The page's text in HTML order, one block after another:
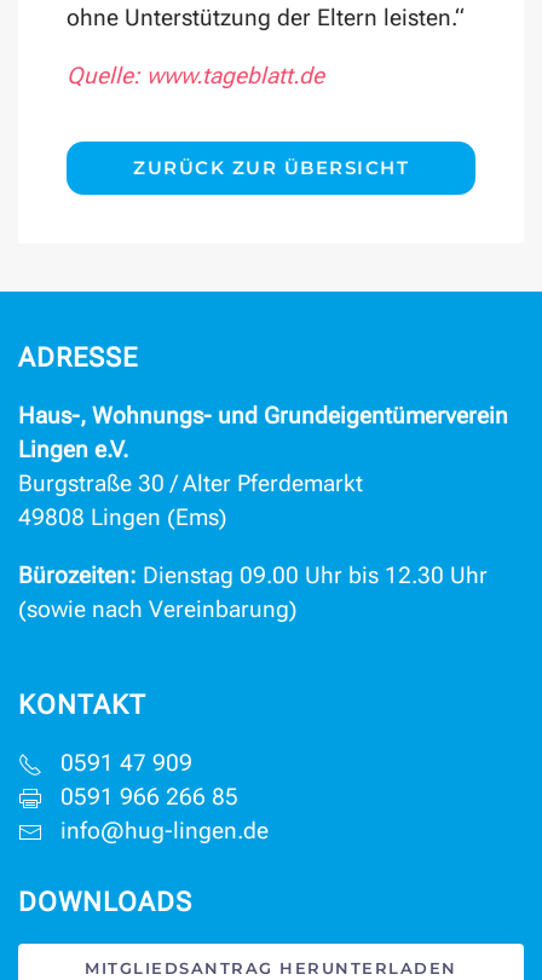
ohne Unterstützung der Eltern leisten.“
Quelle: www.tageblatt.de
ZURÜCK ZUR ÜBERSICHT
ADRESSE
Haus-, Wohnungs- und Grundeigentümerverein
Lingen e.V.
Burgstraße 30 / Alter Pferdemarkt
49808 Lingen (Ems)
Bürozeiten: Dienstag 09.00 Uhr bis 12.30 Uhr
(sowie nach Vereinbarung)
KONTAKT
0591 47 909
0591 966 266 85
info@hug-lingen.de
DOWNLOADS
MITGLIEDSANTRAG HERUNTERLADEN